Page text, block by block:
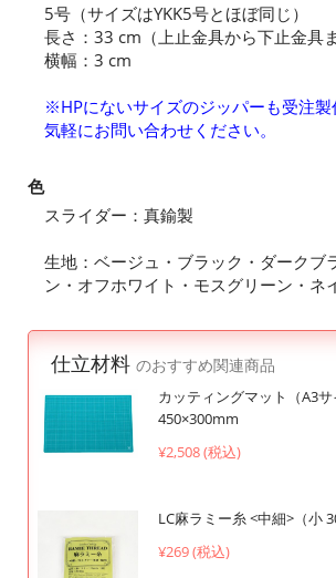
5号（サイズはYKK5号とほぼ同じ）
長さ：33 cm（上止金具から下止金具
横幅：3 cm
※HPにないサイズのジッパーも受注
気軽にお問い合わせください。
色
スライダー：真鍮製
生地：ベージュ・ブラック・ダークブ
ン・オフホワイト・モスグリーン・ネ
仕立材料 のおすすめ関連商品
カッティングマット（A3サ
450×300mm
¥2,508 (税込)
LC麻ラミー糸 <中細>（小
¥269 (税込)